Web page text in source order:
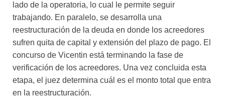
lado de la operatoria, lo cual le permite seguir
trabajando. En paralelo, se desarrolla una
reestructuración de la deuda en donde los acreedores
sufren quita de capital y extensión del plazo de pago. El
concurso de Vicentin está terminando la fase de
verificación de los acreedores. Una vez concluida esta
etapa, el juez determina cuál es el monto total que entra
en la reestructuración.